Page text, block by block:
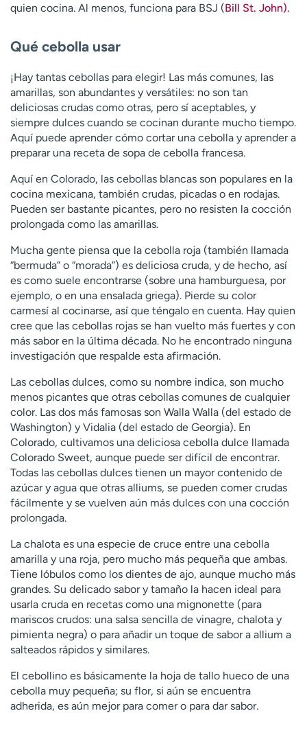
quien cocina. Al menos, funciona para BSJ (Bill St. John).
Qué cebolla usar
¡Hay tantas cebollas para elegir! Las más comunes, las
amarillas, son abundantes y versátiles: no son tan
deliciosas crudas como otras, pero sí aceptables, y
siempre dulces cuando se cocinan durante mucho tiempo.
Aquí puede aprender cómo cortar una cebolla y aprender a
preparar una receta de sopa de cebolla francesa.
Aquí en Colorado, las cebollas blancas son populares en la
cocina mexicana, también crudas, picadas o en rodajas.
Pueden ser bastante picantes, pero no resisten la cocción
prolongada como las amarillas.
Mucha gente piensa que la cebolla roja (también llamada
“bermuda” o “morada”) es deliciosa cruda, y de hecho, así
es como suele encontrarse (sobre una hamburguesa, por
ejemplo, o en una ensalada griega). Pierde su color
carmesí al cocinarse, así que téngalo en cuenta. Hay quien
cree que las cebollas rojas se han vuelto más fuertes y con
más sabor en la última década. No he encontrado ninguna
investigación que respalde esta afirmación.
Las cebollas dulces, como su nombre indica, son mucho
menos picantes que otras cebollas comunes de cualquier
color. Las dos más famosas son Walla Walla (del estado de
Washington) y Vidalia (del estado de Georgia). En
Colorado, cultivamos una deliciosa cebolla dulce llamada
Colorado Sweet, aunque puede ser difícil de encontrar.
Todas las cebollas dulces tienen un mayor contenido de
azúcar y agua que otras alliums, se pueden comer crudas
fácilmente y se vuelven aún más dulces con una cocción
prolongada.
La chalota es una especie de cruce entre una cebolla
amarilla y una roja, pero mucho más pequeña que ambas.
Tiene lóbulos como los dientes de ajo, aunque mucho más
grandes. Su delicado sabor y tamaño la hacen ideal para
usarla cruda en recetas como una mignonette (para
mariscos crudos: una salsa sencilla de vinagre, chalota y
pimienta negra) o para añadir un toque de sabor a allium a
salteados rápidos y similares.
El cebollino es básicamente la hoja de tallo hueco de una
cebolla muy pequeña; su flor, si aún se encuentra
adherida, es aún mejor para comer o para dar sabor.